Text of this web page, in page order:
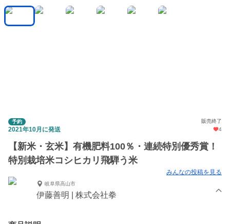
予約 販売終了
2021年10月に発送 4
【新米・玄米】有機肥料100％・連続特別優秀賞！
特別栽培米コシヒカリ飛騨う米
みんなの投稿を見る
岐阜県高山市
伊藤善明 | 株式会社拳